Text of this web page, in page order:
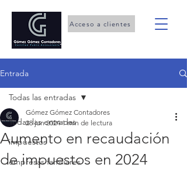
Acceso a clientes
Entrada
Todas las entradas
impuestos
empresas familiares
Todas las entradas
Aumento en recaudación
de impuestos en 2024
Gómez Gómez Contadores
28 jun 2024 1 min de lectura